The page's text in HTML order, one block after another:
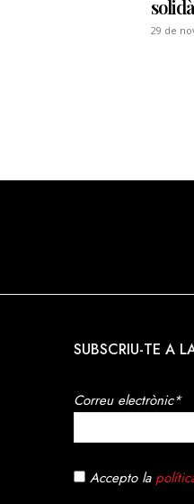
29 de
SUBSCRIU-TE A
Correu electrònic*
Accepto la